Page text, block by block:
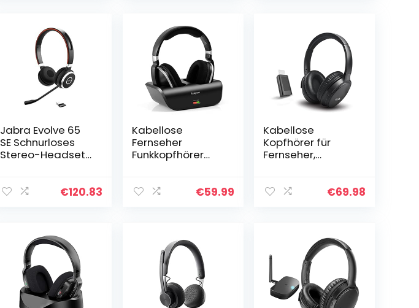
Jabra Evolve 65
SE Schnurloses
Stereo-Headset
Mikrofon mit€120.83
Kabellose
Fernseher
Funkkopfhörer
quenz Over Ear
€59.99
Kabellose
Kopfhörer für
Fernseher,
kabellos mit
€69.98